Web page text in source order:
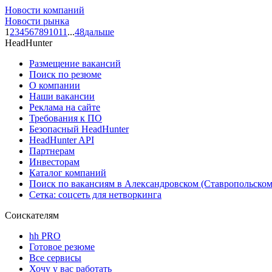
Новости компаний
Новости рынка
1 234567891011 ...48дальше
HeadHunter
Размещение вакансий
Поиск по резюме
О компании
Наши вакансии
Реклама на сайте
Требования к ПО
Безопасный HeadHunter
HeadHunter API
Партнерам
Инвесторам
Каталог компаний
Поиск по вакансиям в Александровском
Сетка: соцсеть для нетворкинга
Соискателям
hh PRO
Готовое резюме
Все сервисы
Хочу у вас работать